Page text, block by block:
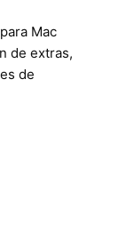
Mac
de extras,
de